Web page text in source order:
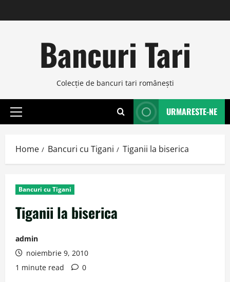
to
Bancuri Tari
Colecţie de bancuri tari româneşti
Primary
URMARESTE-NE
Home Bancuri cu Tigani Tiganii la biserica
Bancuri cu Tigani
Tiganii la biserica
admin
noiembrie 9, 2010
1 minute read
0